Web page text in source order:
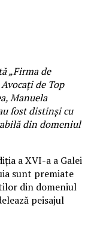
„Firma de
de Top
Manuela
fost distinși cu
din domeniul
a XVI-a a Galei
sunt premiate
din domeniul
peisajul